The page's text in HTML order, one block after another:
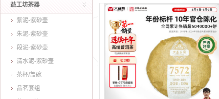
益工坊茶器
紫泥-紫砂壶
朱泥-紫砂壶
段泥-紫砂壶
清水泥-紫砂壶
茶杯/盖碗
品茗套组